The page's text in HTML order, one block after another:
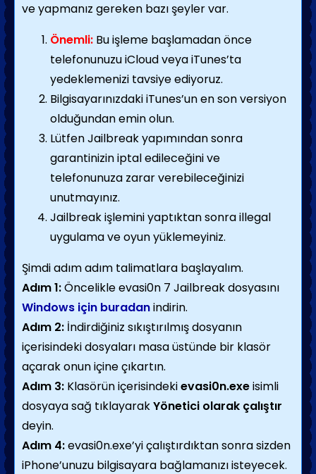
ve yapmanız gereken bazı şeyler var.
Önemli: Bu işleme başlamadan önce
telefonunuzu iCloud veya iTunes’ta
yedeklemenizi tavsiye ediyoruz.
Bilgisayarınızdaki iTunes’un en son versiyon
olduğundan emin olun.
Lütfen Jailbreak yapımından sonra
garantinizin iptal edileceğini ve
telefonunuza zarar verebileceğinizi
unutmayınız.
Jailbreak işlemini yaptıktan sonra illegal
uygulama ve oyun yüklemeyiniz.
Şimdi adım adım talimatlara başlayalım.
Adım 1:Öncelikle evasi0n 7 Jailbreak dosyasını
Windows için buradanindirin.
Adım 2: İndirdiğiniz sıkıştırılmış dosyanın
içerisindeki dosyaları masa üstünde bir klasör
açarak onun içine çıkartın.
Adım 3: Klasörün içerisindekievasi0n.exeisimli
dosyaya sağ tıklayarakYönetici olarak çalıştır
deyin.
Adım 4:evasi0n.exe’yi çalıştırdıktan sonra sizden
iPhone’unuzu bilgisayara bağlamanızı isteyecek.